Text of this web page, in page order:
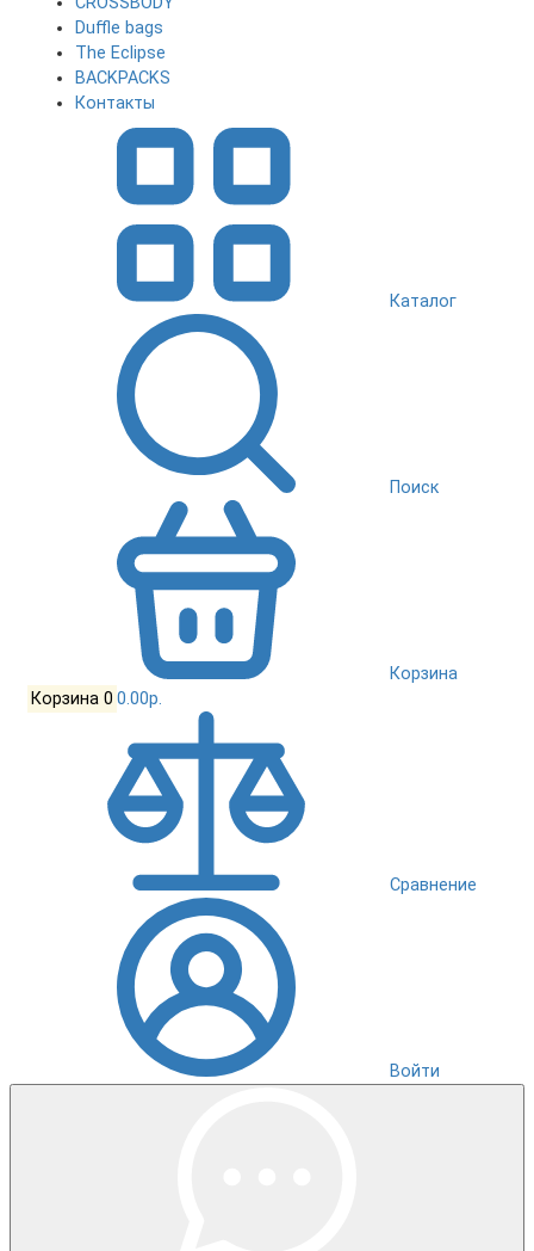
Duffle bags
The Eclipse
BACKPACKS
Контакты
Каталог
Поиск
Корзина
Корзина 0 0.00р.
Сравнение
Войти